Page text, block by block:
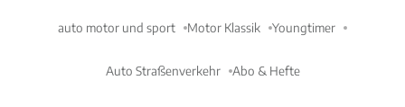
auto motor und sport Motor Klassik Youngtimer
Auto Straßenverkehr Abo & Hefte